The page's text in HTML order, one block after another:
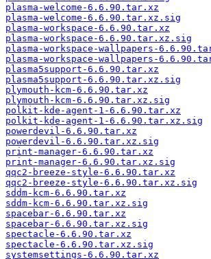
plasma-welcome-6.6.90.tar.xz
plasma-welcome-6.6.90.tar.xz.sig
plasma-workspace-6.6.90.tar.xz
plasma-workspace-6.6.90.tar.xz.sig
plasma-workspace-wallpapers-
plasma-workspace-wallpapers-
plasma5support-6.6.90.tar.xz
plasma5support-6.6.90.tar.xz.sig
plymouth-kcm-6.6.90.tar.xz
plymouth-kcm-6.6.90.tar.xz.sig
polkit-kde-agent-1-6.6.90.tar.xz
polkit-kde-agent-1-6.6.90.tar.xz.sig
powerdevil-6.6.90.tar.xz
powerdevil-6.6.90.tar.xz.sig
print-manager-6.6.90.tar.xz
print-manager-6.6.90.tar.xz.sig
qqc2-breeze-style-6.6.90.tar.xz
qqc2-breeze-style-6.6.90.tar.xz.sig
sddm-kcm-6.6.90.tar.xz
sddm-kcm-6.6.90.tar.xz.sig
spacebar-6.6.90.tar.xz
spacebar-6.6.90.tar.xz.sig
spectacle-6.6.90.tar.xz
spectacle-6.6.90.tar.xz.sig
systemsettings-6.6.90.tar.xz